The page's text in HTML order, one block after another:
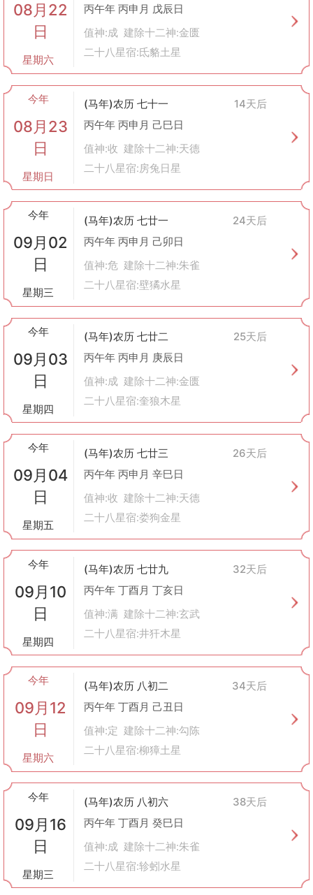
08月22
日
星期六
丙午年 丙申月 戊辰日
值神:成 建除十二神:金匮
二十八星宿:氐貉土星
今年
08月23
日
星期日
(马年)农历 七十一
14天后
丙午年 丙申月 己巳日
值神:收 建除十二神:天德
二十八星宿:房兔日星
今年
09月02
日
星期三
(马年)农历 七廿一
24天后
丙午年 丙申月 己卯日
值神:危 建除十二神:朱雀
二十八星宿:壁獝水星
今年
09月03
日
星期四
(马年)农历 七廿二
25天后
丙午年 丙申月 庚辰日
值神:成 建除十二神:金匮
二十八星宿:奎狼木星
今年
09月04
日
星期五
(马年)农历 七廿三
26天后
丙午年 丙申月 辛巳日
值神:收 建除十二神:天德
二十八星宿:娄狗金星
今年
09月10
日
星期四
(马年)农历 七廿九
32天后
丙午年 丁酉月 丁亥日
值神:满 建除十二神:玄武
二十八星宿:井犴木星
今年
09月12
日
星期六
(马年)农历 八初二
34天后
丙午年 丁酉月 己丑日
值神:定 建除十二神:勾陈
二十八星宿:柳獐土星
今年
09月16
日
星期三
(马年)农历 八初六
38天后
丙午年 丁酉月 癸巳日
值神:成 建除十二神:朱雀
二十八星宿:轸蚓水星